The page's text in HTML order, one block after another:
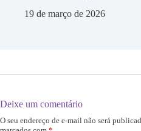
19 de março de 2026
Deixe um comentário
O seu endereço de e-mail não será